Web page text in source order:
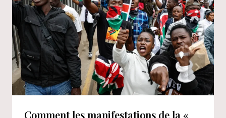
Comment les manifestations de la «